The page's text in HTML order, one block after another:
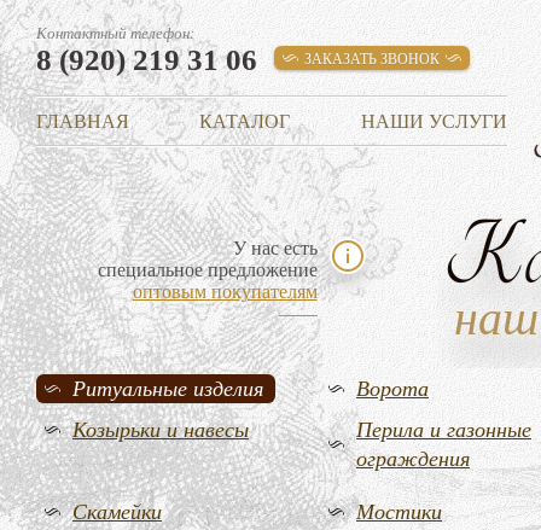
Контактный телефон:
8 (920) 219 31 06 ЗАКАЗАТЬ ЗВОНОК
ГЛАВНАЯ КАТАЛОГ НАШИ УСЛУГИ
У нас есть
специальное предложение
оптовым покупателям
Ритуальные изделия
Ворота
Козырьки и навесы
Перила и газонные
ограждения
Скамейки Мостики